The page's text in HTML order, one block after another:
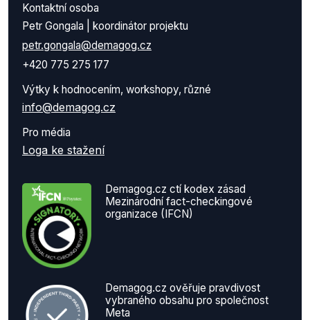
Kontaktní osoba
Petr Gongala | koordinátor projektu
petr.gongala@demagog.cz
+420 775 275 177
Výtky k hodnocením, workshopy, různé
info@demagog.cz
Pro média
Loga ke stažení
Demagog.cz ctí kodex zásad
Mezinárodní fact-checkingové
organizace (IFCN)
Demagog.cz ověřuje pravdivost
vybraného obsahu pro společnost
Meta